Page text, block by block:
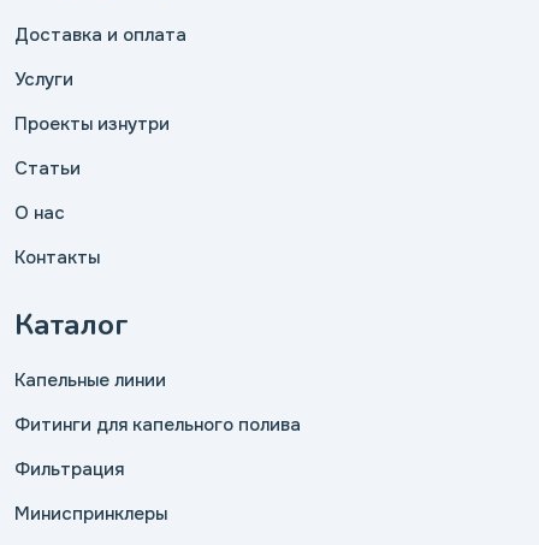
Доставка и оплата
Услуги
Проекты изнутри
Статьи
О нас
Контакты
Каталог
Капельные линии
Фитинги для капельного полива
Фильтрация
Миниспринклеры